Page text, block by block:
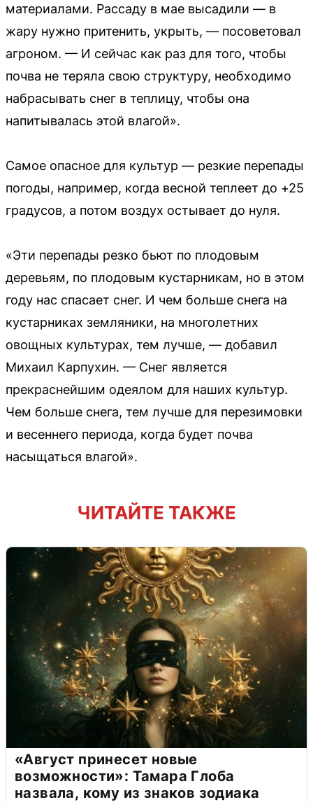
материалами. Рассаду в мае высадили — в
жару нужно притенить, укрыть, — посоветовал
агроном. — И сейчас как раз для того, чтобы
почва не теряла свою структуру, необходимо
набрасывать снег в теплицу, чтобы она
напитывалась этой влагой».
Самое опасное для культур — резкие перепады
погоды, например, когда весной теплеет до +25
градусов, а потом воздух остывает до нуля.
«Эти перепады резко бьют по плодовым
деревьям, по плодовым кустарникам, но в этом
году нас спасает снег. И чем больше снега на
кустарниках земляники, на многолетних
овощных культурах, тем лучше, — добавил
Михаил Карпухин. — Снег является
прекраснейшим одеялом для наших культур.
Чем больше снега, тем лучше для перезимовки
и весеннего периода, когда будет почва
насыщаться влагой».
ЧИТАЙТЕ ТАКЖЕ
«Август принесет новые
возможности»: Тамара Глоба
назвала, кому из знаков зодиака